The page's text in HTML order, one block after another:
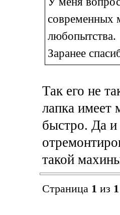
современных
любопытства.
Заранее
Так его не
лапка имеет
быстро. Да
такой
Страница 1 из 1